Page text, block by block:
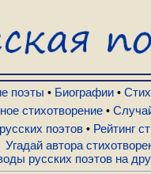
поэты
темам
поэты • Биографии•
стихотворение •
поэтов• Рейтинг
Угадай автора
русских поэтов на